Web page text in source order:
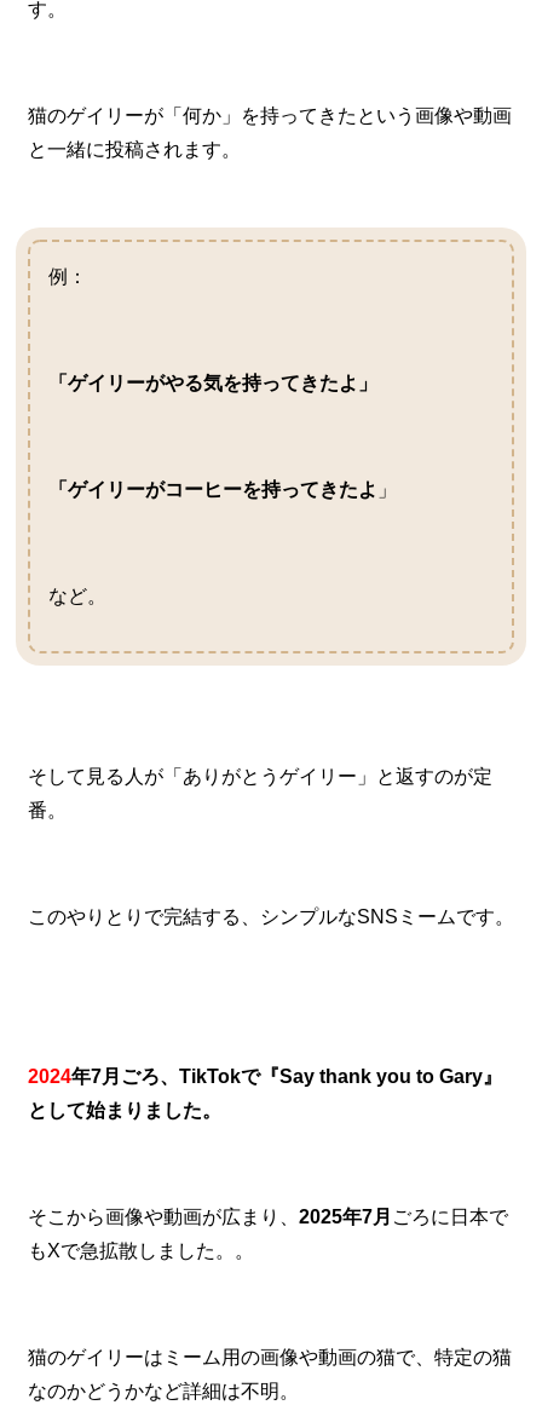
す。
猫のゲイリーが「何か」を持ってきたという画像や動画
と一緒に投稿されます。
例：
「ゲイリーがやる気を持ってきたよ」
「ゲイリーがコーヒーを持ってきたよ 」
など。
そして見る人が「ありがとうゲイリー」と返すのが定
番。
このやりとりで完結する、シンプルなSNSミームです。
2024年7月ごろ、TikTokで『Say thank you to Gary』
として始まりました。
そこから画像や動画が広まり、 2025年7月 ごろに日本で
もXで急拡散しました。。
猫のゲイリーはミーム用の画像や動画の猫で、特定の猫
なのかどうかなど詳細は不明。